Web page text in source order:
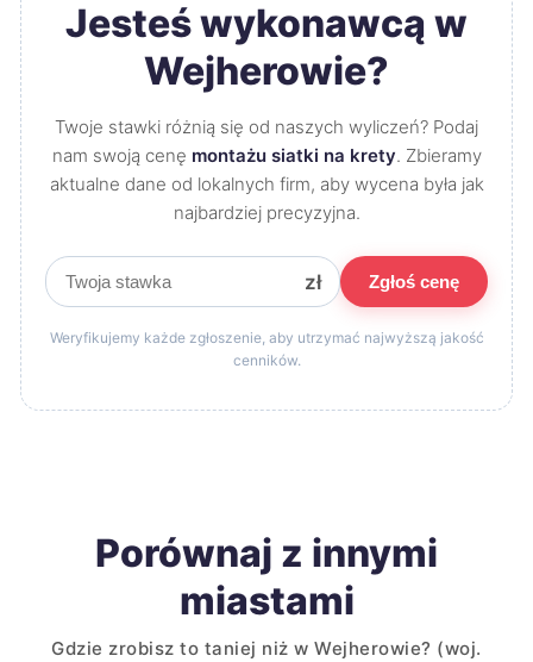
Jesteś wykonawcą w
Wejherowie?
Twoje stawki różnią się od naszych wyliczeń? Podaj
nam swoją cenę montażu siatki na krety. Zbieramy
aktualne dane od lokalnych firm, aby wycena była jak
najbardziej precyzyjna.
zł Zgłoś cenę
Weryfikujemy każde zgłoszenie, aby utrzymać najwyższą jakość
cenników.
Porównaj z innymi
miastami
Gdzie zrobisz to taniej niż w Wejherowie? (woj.